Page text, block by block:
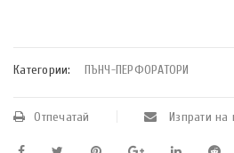
Категории: ПЪНЧ-ПЕРФОРАТОРИ
Отпечатай Изпрати на